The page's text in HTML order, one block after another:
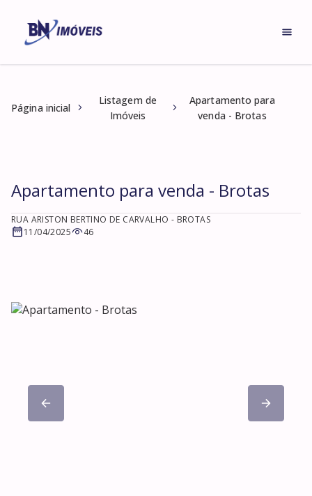
Página inicial
Listagem de
Imóveis
Apartamento para
venda - Brotas
Apartamento para venda - Brotas
RUA ARISTON BERTINO DE CARVALHO - BROTAS
11/04/2025
46